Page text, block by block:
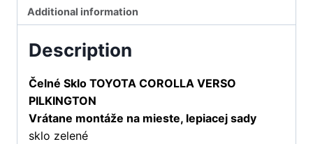
Additional information
Description
Čelné Sklo TOYOTA COROLLA VERSO
PILKINGTON
Vrátane montáže na mieste, lepiacej sady
sklo zelené